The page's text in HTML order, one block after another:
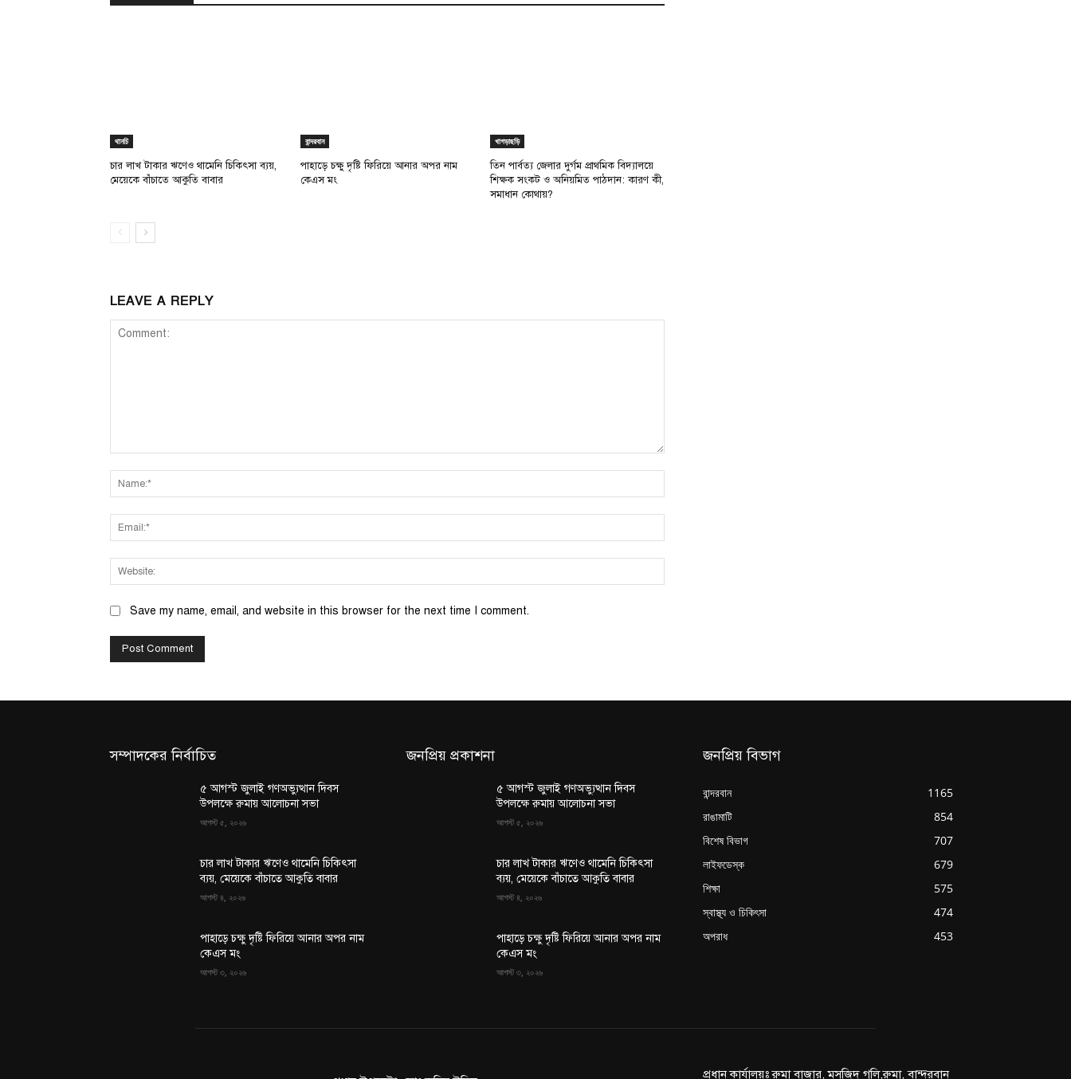
থানচি
চার লাখ টাকার ঋণেও থামেনি চিকিৎসা ব্যয়,
মেয়েকে বাঁচাতে আকুতি বাবার
বান্দরবান
পাহাড়ে চক্ষু দৃষ্টি ফিরিয়ে আনার অপর নাম
কেএস মং
খাগড়াছড়ি
তিন পার্বত্য জেলার দুর্গম প্রাথমিক বিদ্যালয়ে
শিক্ষক সংকট ও অনিয়মিত পাঠদান: কারণ কী,
সমাধান কোথায়?
LEAVE A REPLY
Save my name, email, and website in this browser for the next time I comment.
সম্পাদকের নির্বাচিত
৫ আগস্ট জুলাই গণঅভ্যুত্থান দিবস
উপলক্ষে রুমায় আলোচনা সভা
আগস্ট ৫, ২০২৬
চার লাখ টাকার ঋণেও থামেনি চিকিৎসা
ব্যয়, মেয়েকে বাঁচাতে আকুতি বাবার
আগস্ট ৪, ২০২৬
পাহাড়ে চক্ষু দৃষ্টি ফিরিয়ে আনার অপর নাম
কেএস মং
আগস্ট ৩, ২০২৬
জনপ্রিয় প্রকাশনা
৫ আগস্ট জুলাই গণঅভ্যুত্থান দিবস
উপলক্ষে রুমায় আলোচনা সভা
আগস্ট ৫, ২০২৬
চার লাখ টাকার ঋণেও থামেনি চিকিৎসা
ব্যয়, মেয়েকে বাঁচাতে আকুতি বাবার
আগস্ট ৪, ২০২৬
পাহাড়ে চক্ষু দৃষ্টি ফিরিয়ে আনার অপর নাম
কেএস মং
আগস্ট ৩, ২০২৬
জনপ্রিয় বিভাগ
বান্দরবান
1165
রাঙামাটি
854
বিশেষ বিভাগ
707
লাইফডেস্ক
679
শিক্ষা
575
স্বাস্থ্য ও চিকিৎসা
474
অপরাধ
453
প্রধান কার্যালয়ঃ রুমা বাজার, মসজিদ গলি,রুমা, বান্দরবান